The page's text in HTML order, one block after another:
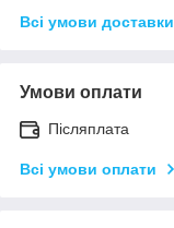
Всі умови доставки
Умови оплати
Післяплата
Всі умови оплати